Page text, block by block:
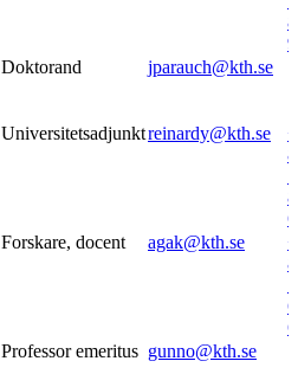
Doktorand jparauch@kth.se
Universitetsadjunktreinardy@kth.se
8
Forskare, docent agak@kth.se
8
Professor emeritus gunno@kth.se